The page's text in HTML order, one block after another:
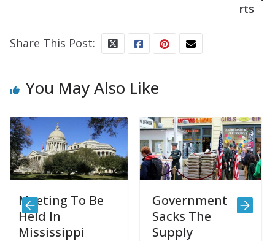
rts
Share This Post:
You May Also Like
To Be
In
Government
Sacks The